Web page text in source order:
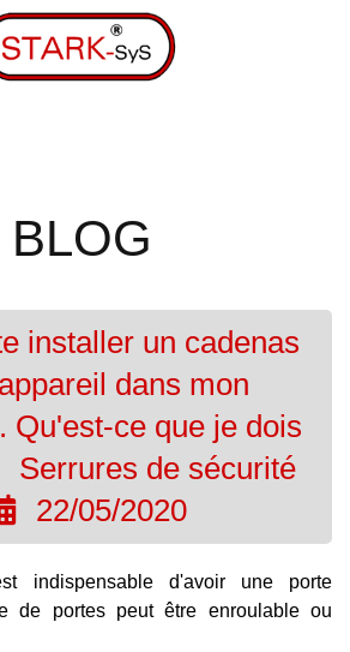
Dispositifs
de
fermeture pour
portes roulantes
polyvalents
Dispositif de
verrouillage pour
portes
basculantes
BLOG
installer un cadenas
dans mon
Qu'est-ce que je dois
Serrures de sécurité
22/05/2020
indispensable d'avoir une porte
de portes peut être enroulable ou